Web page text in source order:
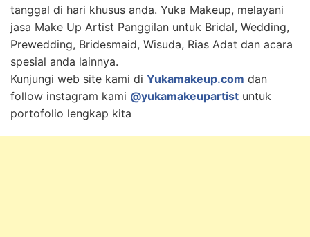
tanggal di hari khusus anda. Yuka Makeup, melayani
jasa Make Up Artist Panggilan untuk Bridal, Wedding,
Prewedding, Bridesmaid, Wisuda, Rias Adat dan acara
spesial anda lainnya.
Kunjungi web site kami di Yukamakeup.com dan
follow instagram kami @yukamakeupartist untuk
portofolio lengkap kita